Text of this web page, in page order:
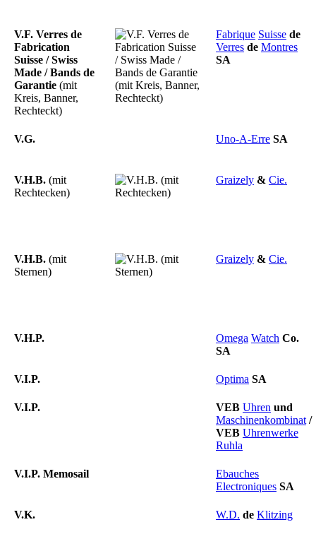
V.F. Verres de
Fabrication
Suisse / Swiss
Made / Bands de
Garantie (mit
Kreis, Banner,
Rechteckt)
Fabrique Suisse de
Verres de Montres
SA
V.G. Uno-A-Erre SA
V.H.B. (mit
Rechtecken)
Graizely & Cie.
V.H.B. (mit
Sternen)
Graizely & Cie.
V.H.P. Omega Watch Co.
SA
V.I.P. Optima SA
V.I.P. VEB Uhren und
Maschinenkombinat /
VEB Uhrenwerke
Ruhla
V.I.P. Memosail
Ebauches
Electroniques SA
V.K. W.D. de Klitzing